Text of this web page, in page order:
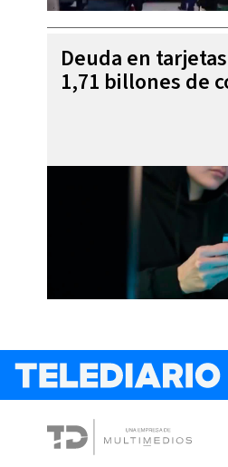
Deuda en
1,71 billones de